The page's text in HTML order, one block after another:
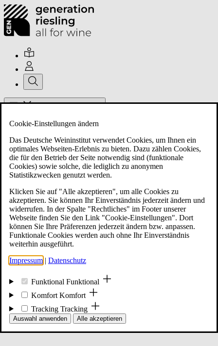
Über uns
Mitglieder
Mitglied werden
Events
Unsere Meldungen
Cookie-Einstellungen ändern
Das Deutsche Weininstitut verwendet Cookies, um Ihnen ein
optimales Webseiten-Erlebnis zu bieten. Dazu zählen Cookies,
die für den Betrieb der Seite notwendig sind (funktionale
Cookies) sowie solche, die lediglich zu anonymen
Statistikzwecken genutzt werden.
Klicken Sie auf "Alle akzeptieren", um alle Cookies zu
akzeptieren. Sie können Ihr Einverständnis jederzeit ändern und
widerrufen. In der Spalte "Rechtliches" im Footer unserer
Webseite finden Sie den Link "Cookie-Einstellungen". Dort
können Sie Ihre Präferenzen jederzeit ändern bzw. anpassen.
Funktionale Cookies werden auch ohne Ihr Einverständnis
weiterhin ausgeführt.
Impressum | Datenschutz
Funktional Funktional
Komfort Komfort
Tracking Tracking
Auswahl anwenden Alle akzeptieren